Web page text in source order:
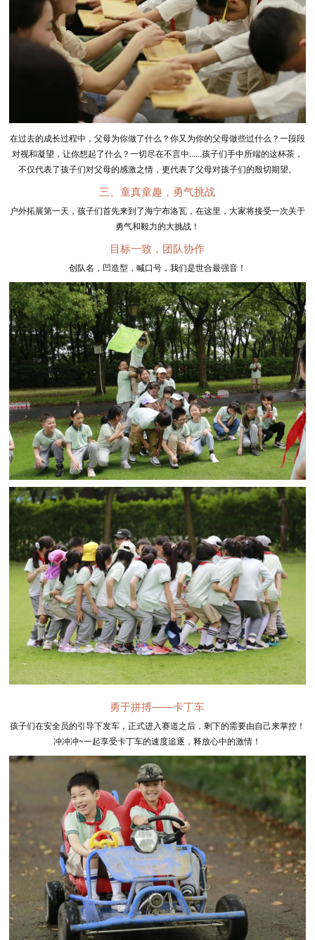
在过去的成长过程中，父母为你做了什么？你又为你的父母做些过什么？一段段
对视和凝望，让你想起了什么？一切尽在不言中......孩子们手中所端的这杯茶，
不仅代表了孩子们对父母的感激之情，更代表了父母对孩子们的殷切期望。
三、童真童趣，勇气挑战
户外拓展第一天，孩子们首先来到了海宁布洛瓦，在这里，大家将接受一次关于
勇气和毅力的大挑战！
目标一致，团队协作
创队名，凹造型，喊口号，我们是世合最强音！
勇于拼搏——卡丁车
孩子们在安全员的引导下发车，正式进入赛道之后，剩下的需要由自己来掌控！
冲冲冲~一起享受卡丁车的速度追逐，释放心中的激情！